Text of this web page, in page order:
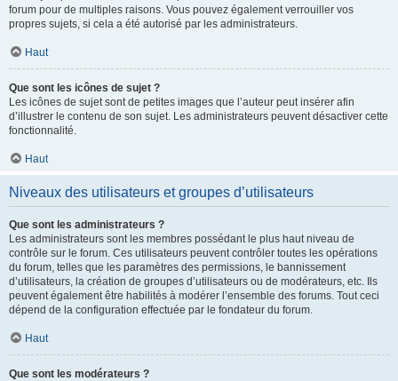
forum pour de multiples raisons. Vous pouvez également verrouiller vos
propres sujets, si cela a été autorisé par les administrateurs.
Haut
Que sont les icônes de sujet ?
Les icônes de sujet sont de petites images que l’auteur peut insérer afin
d’illustrer le contenu de son sujet. Les administrateurs peuvent désactiver cette
fonctionnalité.
Haut
Niveaux des utilisateurs et groupes d’utilisateurs
Que sont les administrateurs ?
Les administrateurs sont les membres possédant le plus haut niveau de
contrôle sur le forum. Ces utilisateurs peuvent contrôler toutes les opérations
du forum, telles que les paramètres des permissions, le bannissement
d’utilisateurs, la création de groupes d’utilisateurs ou de modérateurs, etc. Ils
peuvent également être habilités à modérer l’ensemble des forums. Tout ceci
dépend de la configuration effectuée par le fondateur du forum.
Haut
Que sont les modérateurs ?